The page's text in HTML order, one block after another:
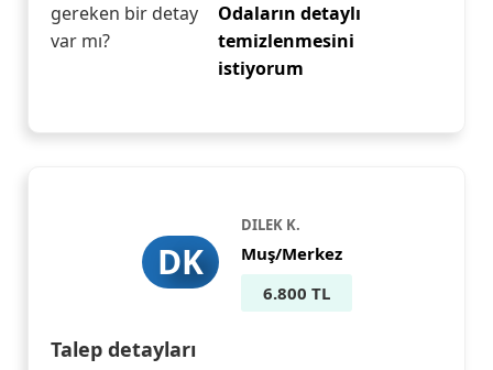
gereken bir detay
var mı?
Odaların detaylı
temizlenmesini
istiyorum
DK
DILEK K.
Muş/Merkez
6.800 TL
Talep detayları